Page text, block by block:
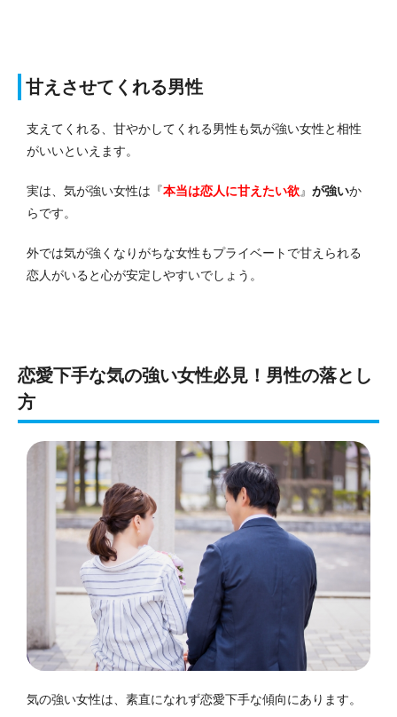
甘えさせてくれる男性
支えてくれる、甘やかしてくれる男性も気が強い女性と相性
がいいといえます。
実は、気が強い女性は『本当は恋人に甘えたい欲』 が強いか
らです。
外では気が強くなりがちな女性もプライベートで甘えられる
恋人がいると心が安定しやすいでしょう。
恋愛下手な気の強い女性必見！男性の落とし
方
気の強い女性は、素直になれず恋愛下手な傾向にあります。